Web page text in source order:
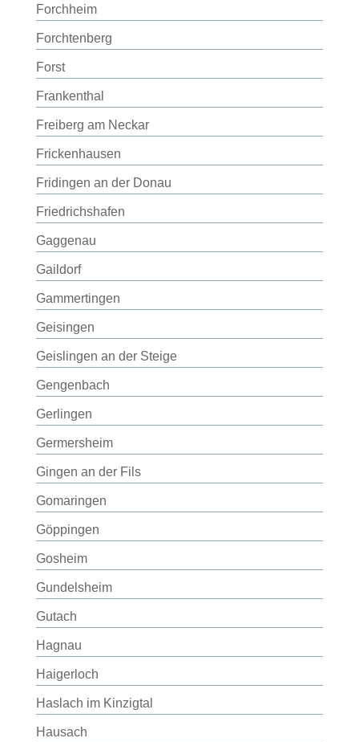
Forchheim
Forchtenberg
Forst
Frankenthal
Freiberg am Neckar
Frickenhausen
Fridingen an der Donau
Friedrichshafen
Gaggenau
Gaildorf
Gammertingen
Geisingen
Geislingen an der Steige
Gengenbach
Gerlingen
Germersheim
Gingen an der Fils
Gomaringen
Göppingen
Gosheim
Gundelsheim
Gutach
Hagnau
Haigerloch
Haslach im Kinzigtal
Hausach